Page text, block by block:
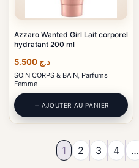
Azzaro Wanted Girl Lait corporel
hydratant 200 ml
د.ج
SOIN CORPS & BAIN, Parfums
Femme
AJOUTER AU PANIER
1 2 3 4 …